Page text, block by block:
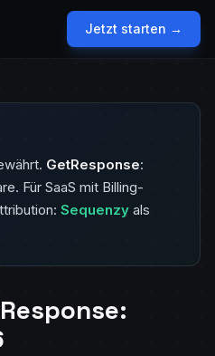
Jetzt starten →
GetResponse:
Für SaaS mit Billing-
Sequenzy als